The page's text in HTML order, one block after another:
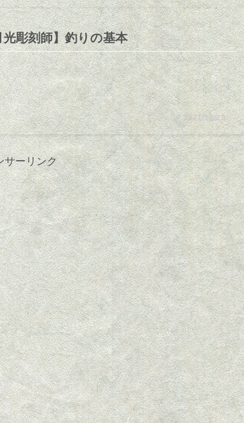
光彫刻師】釣りの基本
2021/10/23
サーリンク